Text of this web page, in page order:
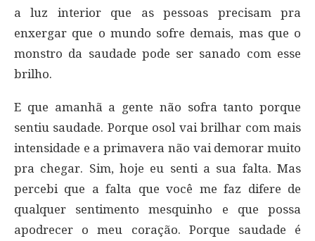
a luz interior que as pessoas precisam pra
enxergar que o mundo sofre demais, mas que o
monstro da saudade pode ser sanado com esse
brilho.
E que amanhã a gente não sofra tanto porque
sentiu saudade. Porque osol vai brilhar com mais
intensidade e a primavera não vai demorar muito
pra chegar. Sim, hoje eu senti a sua falta. Mas
percebi que a falta que você me faz difere de
qualquer sentimento mesquinho e que possa
apodrecer o meu coração. Porque saudade é